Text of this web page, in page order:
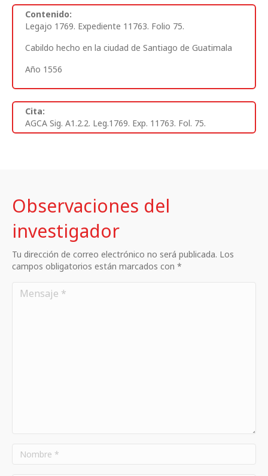
Contenido:
Legajo 1769. Expediente 11763. Folio 75.
Cabildo hecho en la ciudad de Santiago de Guatimala
Año 1556
Cita:
AGCA Sig. A1.2.2. Leg.1769. Exp. 11763. Fol. 75.
Observaciones del
investigador
Tu dirección de correo electrónico no será publicada. Los
campos obligatorios están marcados con *